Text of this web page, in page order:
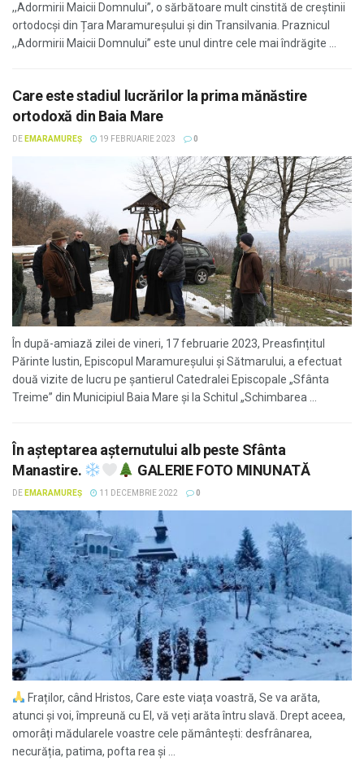
,,Adormirii Maicii Domnului”, o sărbătoare mult cinstită de creștinii
ortodocși din Țara Maramureșului și din Transilvania. Praznicul
,,Adormirii Maicii Domnului” este unul dintre cele mai îndrăgite ...
Care este stadiul lucrărilor la prima mănăstire
ortodoxă din Baia Mare
DE EMARAMUREȘ 19 FEBRUARIE 2023 0
În după-amiază zilei de vineri, 17 februarie 2023, Preasfințitul
Părinte Iustin, Episcopul Maramureșului și Sătmarului, a efectuat
două vizite de lucru pe șantierul Catedralei Episcopale „Sfânta
Treime” din Municipiul Baia Mare și la Schitul „Schimbarea ...
În așteptarea așternutului alb peste Sfânta
Manastire.
GALERIE FOTO MINUNATĂ
DE EMARAMUREȘ 11 DECEMBRIE 2022 0
Fraților, când Hristos, Care este viața voastră, Se va arăta,
atunci și voi, împreună cu El, vă veți arăta întru slavă. Drept aceea,
omorâți mădularele voastre cele pământești: desfrânarea,
necurăția, patima, pofta rea și ...